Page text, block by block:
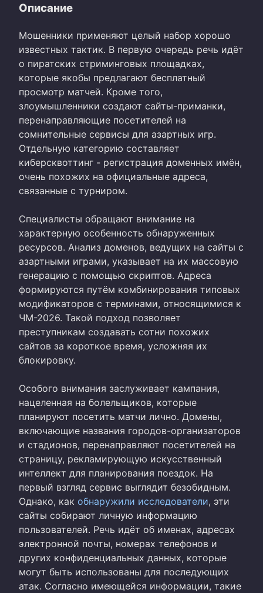
Описание
Мошенники применяют целый набор хорошо
известных тактик. В первую очередь речь идёт
о пиратских стриминговых площадках,
которые якобы предлагают бесплатный
просмотр матчей. Кроме того,
злоумышленники создают сайты-приманки,
перенаправляющие посетителей на
сомнительные сервисы для азартных игр.
Отдельную категорию составляет
киберсквоттинг - регистрация доменных имён,
очень похожих на официальные адреса,
связанные с турниром.
Специалисты обращают внимание на
характерную особенность обнаруженных
ресурсов. Анализ доменов, ведущих на сайты с
азартными играми, указывает на их массовую
генерацию с помощью скриптов. Адреса
формируются путём комбинирования типовых
модификаторов с терминами, относящимися к
ЧМ-2026. Такой подход позволяет
преступникам создавать сотни похожих
сайтов за короткое время, усложняя их
блокировку.
Особого внимания заслуживает кампания,
нацеленная на болельщиков, которые
планируют посетить матчи лично. Домены,
включающие названия городов-организаторов
и стадионов, перенаправляют посетителей на
страницу, рекламирующую искусственный
интеллект для планирования поездок. На
первый взгляд сервис выглядит безобидным.
Однако, как обнаружили исследователи, эти
сайты собирают личную информацию
пользователей. Речь идёт об именах, адресах
электронной почты, номерах телефонов и
других конфиденциальных данных, которые
могут быть использованы для последующих
атак. Согласно имеющейся информации, такие